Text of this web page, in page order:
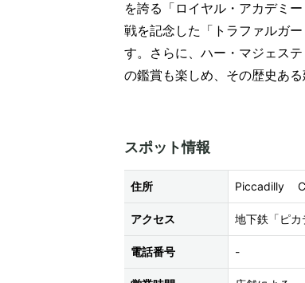
を誇る「ロイヤル・アカデミ
戦を記念した「トラファルガ
す。さらに、ハー・マジェス
の鑑賞も楽しめ、その歴史ある
スポット情報
住所 Piccadilly
アクセス 地下鉄「ピ
電話番号 -